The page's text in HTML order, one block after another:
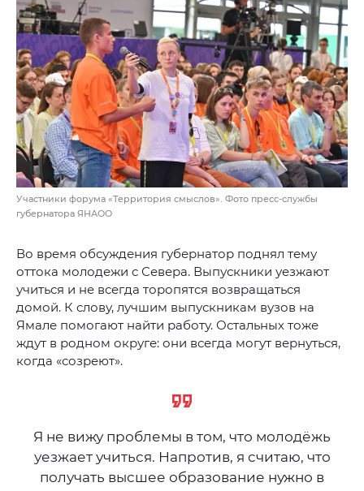
Участники форума «Территория смыслов». Фото пресс-службы
губернатора ЯНАОО
Во время обсуждения губернатор поднял тему
оттока молодежи с Севера. Выпускники уезжают
учиться и не всегда торопятся возвращаться
домой. К слову, лучшим выпускникам вузов на
Ямале помогают найти работу. Остальных тоже
ждут в родном округе: они всегда могут вернуться,
когда «созреют».
Я не вижу проблемы в том, что молодёжь
уезжает учиться. Напротив, я считаю, что
получать высшее образование нужно в